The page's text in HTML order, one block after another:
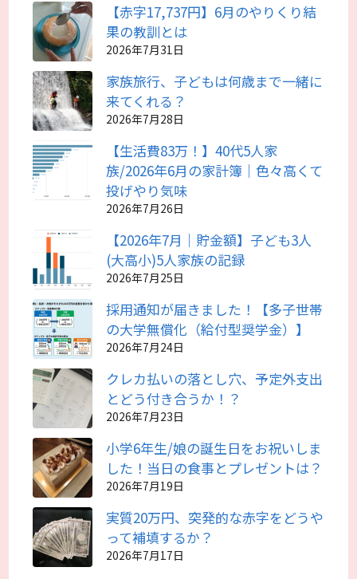
【赤字17,737円】6月のやりくり結
果の教訓とは
2026年7月31日
家族旅行、子どもは何歳まで一緒に
来てくれる？
2026年7月28日
【生活費83万！】40代5人家
族/2026年6月の家計簿｜色々高くて
投げやり気味
2026年7月26日
【2026年7月｜貯金額】子ども3人
(大高小)5人家族の記録
2026年7月25日
採用通知が届きました！【多子世帯
の大学無償化（給付型奨学金）】
2026年7月24日
クレカ払いの落とし穴、予定外支出
とどう付き合うか！？
2026年7月23日
小学6年生/娘の誕生日をお祝いしま
した！当日の食事とプレゼントは？
2026年7月19日
実質20万円、突発的な赤字をどうや
って補填するか？
2026年7月17日